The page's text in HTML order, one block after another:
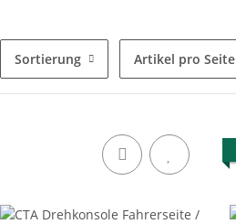
Sortierung Artikel pro Seite